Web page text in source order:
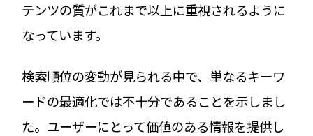
テンツの質がこれまで以上に重視されるように
なっています。
検索順位の変動が見られる中で、単なるキーワ
ードの最適化では不十分であることを示しまし
た。ユーザーにとって価値のある情報を提供し